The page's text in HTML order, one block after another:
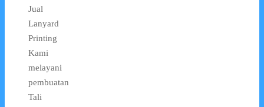
Jual
Lanyard
Printing
Kami
melayani
pembuatan
Tali